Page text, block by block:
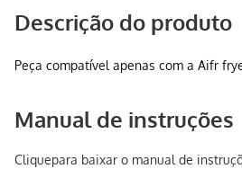
Descrição do produto
Peça compatível apenas com a Aifr
Manual de instruções
Cliquepara baixar o manual de